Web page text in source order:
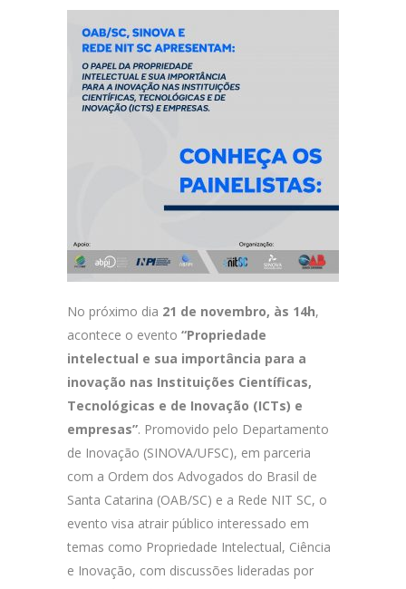
No próximo dia 21 de novembro, às 14h,
acontece o evento “Propriedade
intelectual e sua importância para a
inovação nas Instituições Científicas,
Tecnológicas e de Inovação (ICTs) e
empresas”. Promovido pelo Departamento
de Inovação (SINOVA/UFSC), em parceria
com a Ordem dos Advogados do Brasil de
Santa Catarina (OAB/SC) e a Rede NIT SC, o
evento visa atrair público interessado em
temas como Propriedade Intelectual, Ciência
e Inovação, com discussões lideradas por